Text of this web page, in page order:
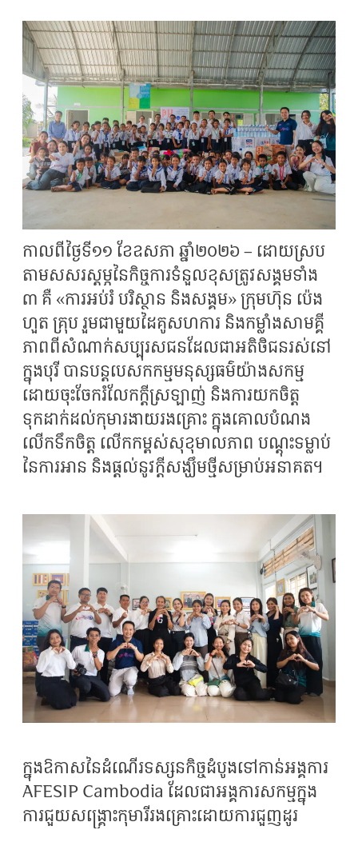
កាលពីថ្ងៃទី១១ ខែឧសភា ឆ្នាំ២០២៦ – ដោយស្រប
តាមសសរស្តម្ភនៃកិច្ចការទំនួលខុសត្រូវសង្គមទាំង
៣ គឺ «ការអប់រំ បរិស្ថាន និងសង្គម» ក្រុមហ៊ុន ប៉េង
ហួត គ្រុប រួមជាមួយដៃគូសហការ និងកម្លាំងសាមគ្គី
ភាពពីសំណាក់សប្បុរសជនដែលជាអតិថិជនរស់នៅ
ក្នុងបុរី បានបន្តបេសកកម្មមនុស្សធម៌យ៉ាងសកម្ម
ដោយចុះចែករំលែកក្តីស្រឡាញ់ និងការយកចិត្ត
ទុកដាក់ដល់កុមារងាយរងគ្រោះ ក្នុងគោលបំណង
លើកទឹកចិត្ត លើកកម្ពស់សុខុមាលភាព បណ្តុះទម្លាប់
នៃការអាន និងផ្តល់នូវក្តីសង្ឃឹមថ្មីសម្រាប់អនាគត។
ក្នុងឱកាសនៃដំណើរទស្សនកិច្ចដំបូងទៅកាន់អង្គការ
AFESIP Cambodia ដែលជាអង្គការសកម្មក្នុង
ការជួយសង្គ្រោះកុមារីរងគ្រោះដោយការជួញដូរ